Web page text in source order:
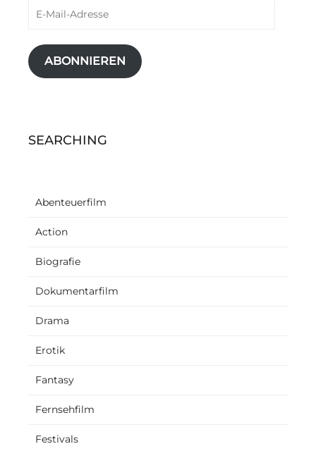
Mail-
ABONNIEREN
SEARCHING
Abenteuerfilm
Action
Biografie
Dokumentarfilm
Drama
Erotik
Fantasy
Fernsehfilm
Festivals